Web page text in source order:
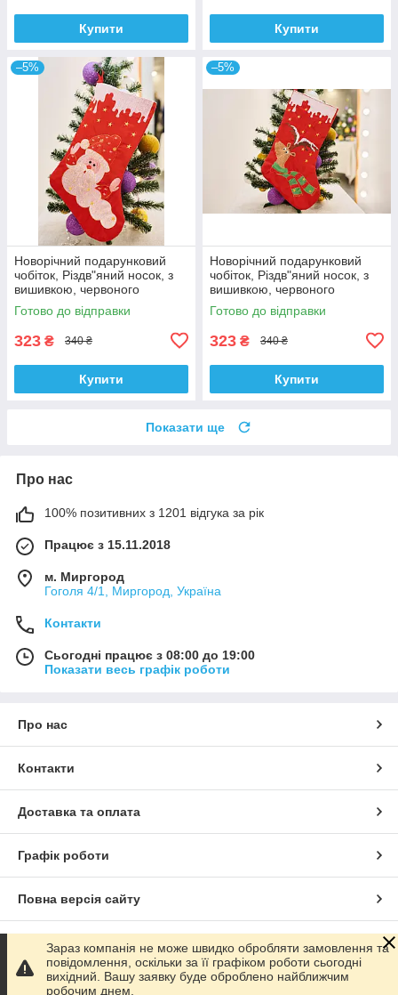
Купити Купити
–5%
Новорічний подарунковий
чобіток, Різдв"яний носок, з
вишивкою, червоного
кольору, вишивка - Санта
Готово до відправки
323 ₴ 340 ₴
Купити
–5%
Новорічний подарунковий
чобіток, Різдв"яний носок, з
вишивкою, червоного
кольору, вишивка - Олень
Готово до відправки
323 ₴ 340 ₴
Купити
Показати ще
Про нас
100% позитивних з 1201 відгука за рік
Працює з 15.11.2018
м. Миргород
Гоголя 4/1, Миргород, Україна
Контакти
Сьогодні працює з 08:00 до 19:00
Показати весь графік роботи
Про нас
Контакти
Доставка та оплата
Графік роботи
Повна версія сайту
Сайт створено на маркетплейсі Prom.ua
Політика конфіденційності
Зараз компанія не може швидко обробляти замовлення та
повідомлення, оскільки за її графіком роботи сьогодні
вихідний. Вашу заявку буде оброблено найближчим
робочим днем.